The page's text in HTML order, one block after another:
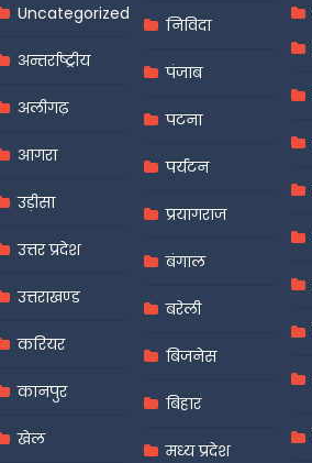
Uncategorized
अन्तर्राष्ट्रीय
अलीगढ़
आगरा
उड़ीसा
उत्तर प्रदेश
उत्तराखण्ड
करियर
कानपुर
खेल
निविदा
पंजाब
पटना
पर्यटन
प्रयागराज
बंगाल
बरेली
बिजनेस
बिहार
मध्य प्रदेश